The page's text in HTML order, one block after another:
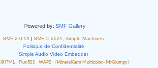
Powered by: SMF Gallery
SMF 2.0.19 SMF © 2021, Simple Machines
Politique de Confidentialité
Simple Audio Video Embedder
XHTML Flux RSS WAP2 (MineralGem Multicolor - MrGrumpy)